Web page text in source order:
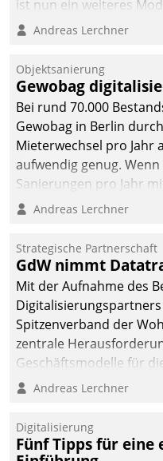
ist nun ein weiteres
Einsatz.
Andreas Lerchner
Objektsanierung
Gewobag
Bei rund 70.000
Gewobag in Berlin
Mieterwechsel pro Jahr
aufwendig genug.
Sanierungen pro Jahr
Betreuungs- und
kommunale
gemeinsam mit der
Teilprozess der
Andreas Lerchner
Strategische Partnerschaft
GdW nimmt
Mit der Aufnahme des
Spitzenverband der
zentrale
Geschäftsmodelle für
entwickeln.
Andreas Lerchner
Digitalisierung
Fünf Tipps für